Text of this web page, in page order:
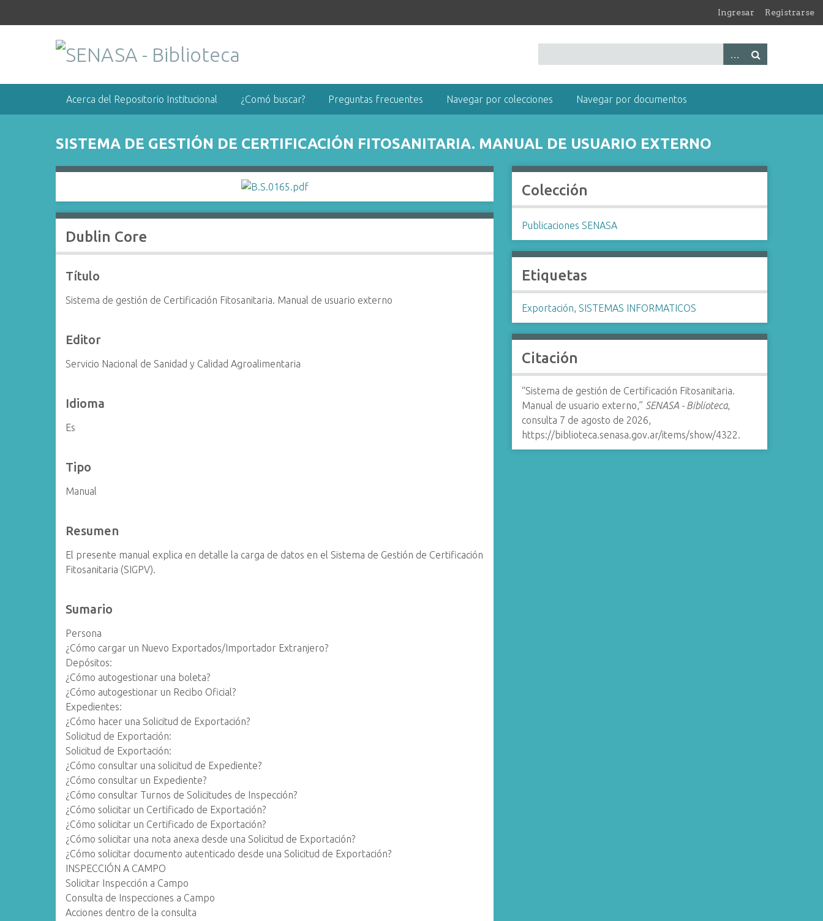
Ingresar Registrarse
Acerca del Repositorio Institucional ¿Comó buscar? Preguntas frecuentes Navegar por colecciones Navegar por documentos
SISTEMA DE GESTIÓN DE CERTIFICACIÓN FITOSANITARIA. MANUAL DE USUARIO EXTERNO
Dublin Core
Título
Sistema de gestión de Certificación Fitosanitaria. Manual de usuario externo
Editor
Servicio Nacional de Sanidad y Calidad Agroalimentaria
Idioma
Es
Tipo
Manual
Resumen
El presente manual explica en detalle la carga de datos en el Sistema de Gestión de Certificación
Fitosanitaria (SIGPV).
Sumario
Persona
¿Cómo cargar un Nuevo Exportados/Importador Extranjero?
Depósitos:
¿Cómo autogestionar una boleta?
¿Cómo autogestionar un Recibo Oficial?
Expedientes:
¿Cómo hacer una Solicitud de Exportación?
Solicitud de Exportación:
Solicitud de Exportación:
¿Cómo consultar una solicitud de Expediente?
¿Cómo consultar un Expediente?
¿Cómo consultar Turnos de Solicitudes de Inspección?
¿Cómo solicitar un Certificado de Exportación?
¿Cómo solicitar un Certificado de Exportación?
¿Cómo solicitar una nota anexa desde una Solicitud de Exportación?
¿Cómo solicitar documento autenticado desde una Solicitud de Exportación?
INSPECCIÓN A CAMPO
Solicitar Inspección a Campo
Consulta de Inspecciones a Campo
Acciones dentro de la consulta
Colección
Publicaciones SENASA
Etiquetas
Exportación, SISTEMAS INFORMATICOS
Citación
“Sistema de gestión de Certificación Fitosanitaria.
Manual de usuario externo,” SENASA - Biblioteca,
consulta 7 de agosto de 2026,
https://biblioteca.senasa.gov.ar/items/show/4322.